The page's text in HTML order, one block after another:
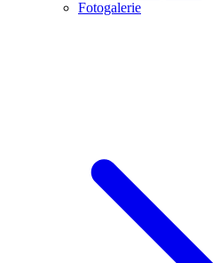
Fotogalerie